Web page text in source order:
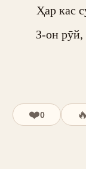
Ҳар кас
З-он рӯй,
❤️0